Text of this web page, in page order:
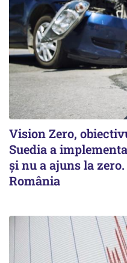
Vision Zero,
Suedia a
şi nu a ajuns la
România